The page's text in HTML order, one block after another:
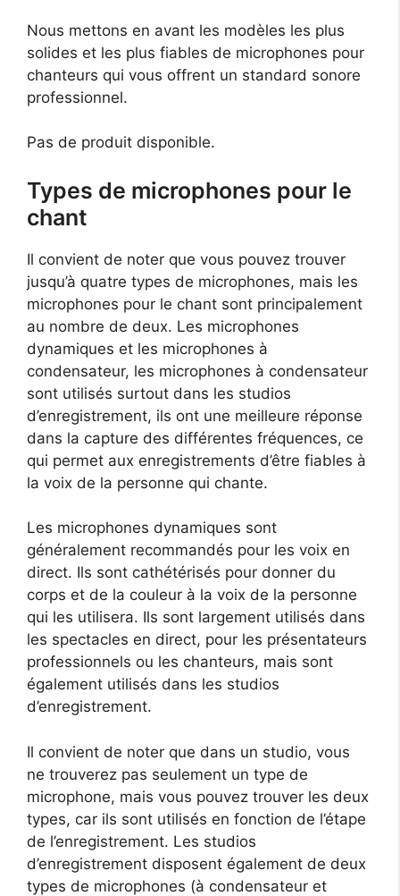
Nous mettons en avant les modèles les plus
solides et les plus fiables de microphones pour
chanteurs qui vous offrent un standard sonore
professionnel.
Pas de produit disponible.
Types de microphones pour le
chant
Il convient de noter que vous pouvez trouver
jusqu’à quatre types de microphones, mais les
microphones pour le chant sont principalement
au nombre de deux. Les microphones
dynamiques et les microphones à
condensateur, les microphones à condensateur
sont utilisés surtout dans les studios
d’enregistrement, ils ont une meilleure réponse
dans la capture des différentes fréquences, ce
qui permet aux enregistrements d’être fiables à
la voix de la personne qui chante.
Les microphones dynamiques sont
généralement recommandés pour les voix en
direct. Ils sont cathétérisés pour donner du
corps et de la couleur à la voix de la personne
qui les utilisera. Ils sont largement utilisés dans
les spectacles en direct, pour les présentateurs
professionnels ou les chanteurs, mais sont
également utilisés dans les studios
d’enregistrement.
Il convient de noter que dans un studio, vous
ne trouverez pas seulement un type de
microphone, mais vous pouvez trouver les deux
types, car ils sont utilisés en fonction de l’étape
de l’enregistrement. Les studios
d’enregistrement disposent également de deux
types de microphones (à condensateur et